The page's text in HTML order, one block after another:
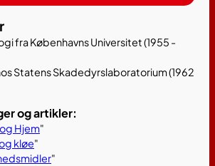
fra Københavns Universitet (1955 -
Statens Skadedyrslaboratorium (1962
og artikler:
Hjem"
kløe"
"